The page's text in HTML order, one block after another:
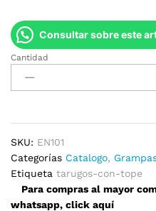
Consultar sobre este
Tarugos
con
Tope
quantity
Cantidad
SKU: EN101
Categorías Catalogo,
Etiqueta tarugos-con-tope
Para compras al mayor
whatsapp, click aquí